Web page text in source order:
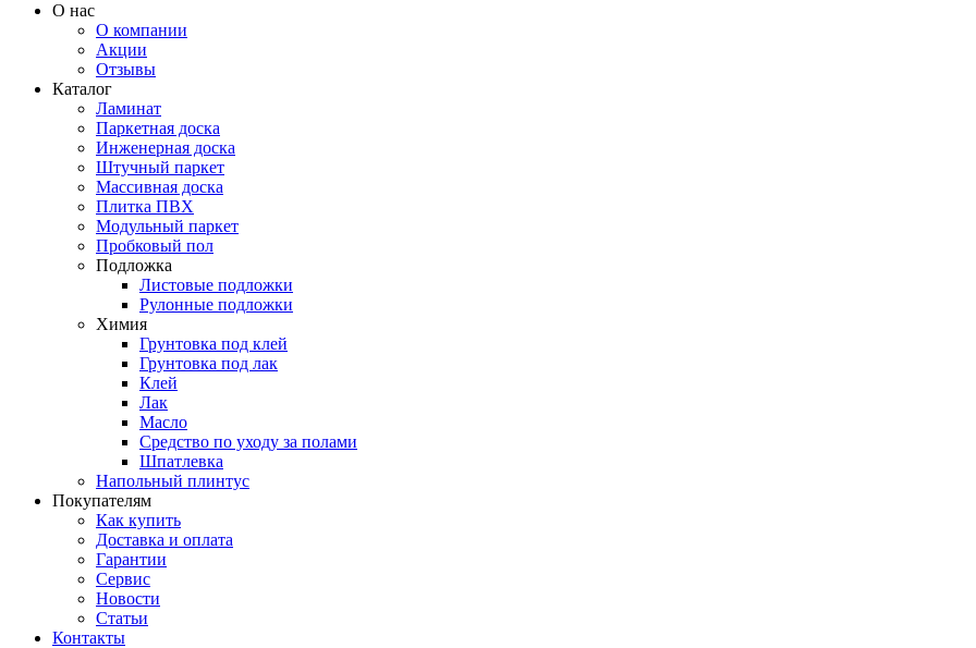
О нас
О компании
Акции
Отзывы
Каталог
Ламинат
Паркетная доска
Инженерная доска
Штучный паркет
Массивная доска
Плитка ПВХ
Модульный паркет
Пробковый пол
Подложка
Листовые подложки
Рулонные подложки
Химия
Грунтовка под клей
Грунтовка под лак
Клей
Лак
Масло
Средство по уходу за полами
Шпатлевка
Напольный плинтус
Покупателям
Как купить
Доставка и оплата
Гарантии
Сервис
Новости
Статьи
Контакты